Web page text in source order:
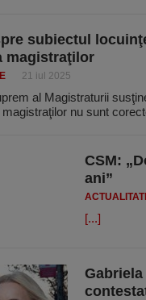
subiectul
magistraţilor
21 iul 2025
al Magistraturii
nu sunt
CSM:
ani”
[...]